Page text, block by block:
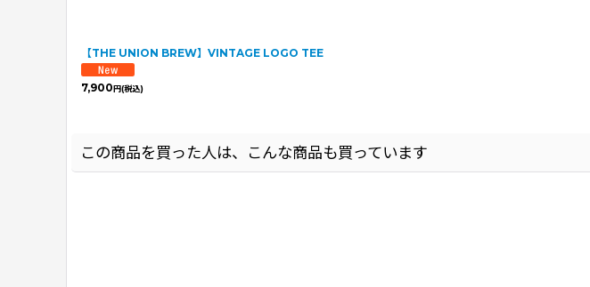
【THE UNION BREW】VINTAGE LOGO TEE
7,900円(税込)
この商品を買った人は、こんな商品も買っています